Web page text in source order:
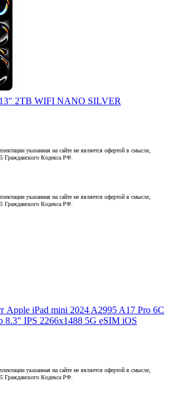
2TB WIFI NANO SILVER
указанная на сайте не является офертой в смысле,
Гражданского Кодекса РФ.
указанная на сайте не является офертой в смысле,
Гражданского Кодекса РФ.
Apple iPad mini 2024 A2995 A17 Pro 6С
IPS 2266x1488 5G eSIM iOS
указанная на сайте не является офертой в смысле,
Гражданского Кодекса РФ.